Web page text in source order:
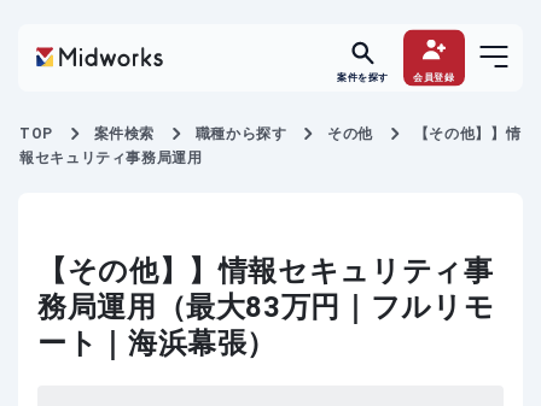
案件を探す 会員登録
TOP 案件検索 職種から探す その他
【その他】】情
報セキュリティ事務局運用
【その他】】情報セキュリティ事
務局運用（最大83万円｜フルリモ
ート｜海浜幕張）